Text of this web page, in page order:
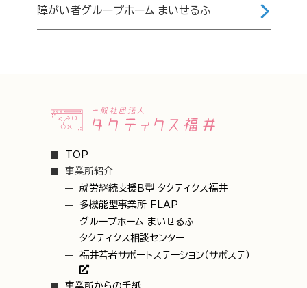
障がい者グループホーム まいせるふ
TOP
事業所紹介
就労継続支援B型 タクティクス福井
多機能型事業所 FLAP
グループホーム まいせるふ
タクティクス相談センター
福井若者サポートステーション（サポステ）